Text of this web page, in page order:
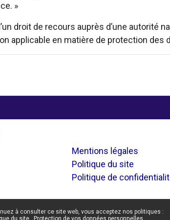
à consulter ce site web, vous acceptez nos politiques :
du site
Protection de vos données personnelles
»
droit de recours auprès d’une autorité
applicable en matière de protection des
Mentions légales
Politique du site
Politique de